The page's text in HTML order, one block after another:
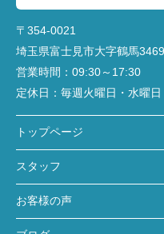
〒354-0021
埼玉県富士見市大字鶴馬
営業時間： 09:30～17:30
定休日： 毎週火曜日・水曜日
トップページ
スタッフ
お客様の声